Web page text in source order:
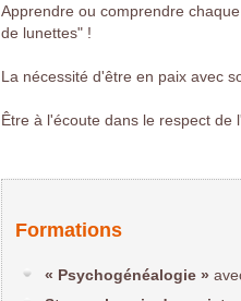
Apprendre ou comprendre
de lunettes" !
La nécessité d'être en paix avec
Être à l'écoute dans le respect de
Formations
« Psychogénéalogie »